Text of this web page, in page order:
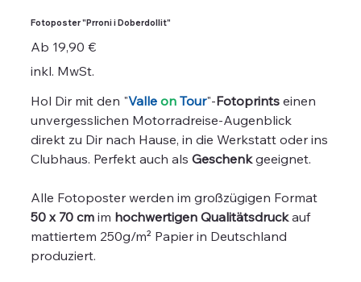
Fotoposter "Prroni i Doberdollit"
Ab Preis
19,90 €
inkl. MwSt.
Hol Dir mit den "Valle on Tour"-Fotoprints einen
unvergesslichen Motorradreise-Augenblick
direkt zu Dir nach Hause, in die Werkstatt oder ins
Clubhaus. Perfekt auch alsGeschenkgeeignet.
Alle Fotoposter werden im großzügigen Format
50 x 70 cm im hochwertigen Qualitätsdruckauf
mattiertem 250g/m² Papier in Deutschland
produziert.